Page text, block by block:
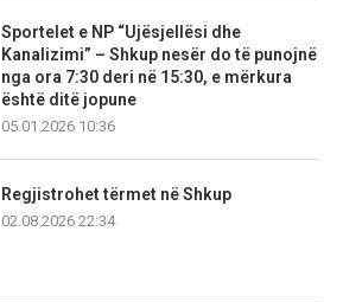
Sportelet e NP “Ujësjellësi dhe
Kanalizimi” – Shkup nesër do të punojnë
nga ora 7:30 deri në 15:30, e mërkura
është ditë jopune
05.01.2026 10:36
Regjistrohet tërmet në Shkup
02.08.2026 22:34